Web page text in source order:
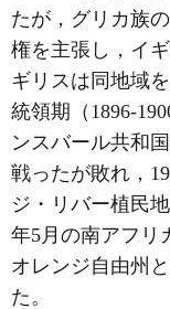
たが，グリカ族
権を主張し，イ
ギリスは同地域
統領期（1896-
ンスバール共和
戦ったが敗れ，
ジ・リバー植民
年5月の南アフリ
オレンジ自由州
た。